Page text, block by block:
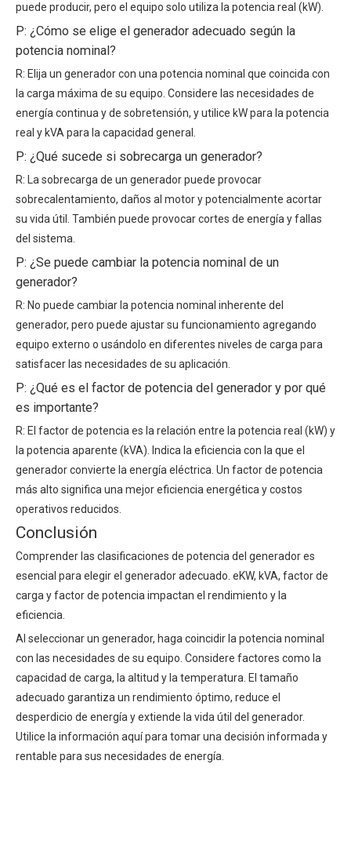
puede producir, pero el equipo solo utiliza la potencia real (kW).
P: ¿Cómo se elige el generador adecuado según la
potencia nominal?
R: Elija un generador con una potencia nominal que coincida con
la carga máxima de su equipo. Considere las necesidades de
energía continua y de sobretensión, y utilice kW para la potencia
real y kVA para la capacidad general.
P: ¿Qué sucede si sobrecarga un generador?
R: La sobrecarga de un generador puede provocar
sobrecalentamiento, daños al motor y potencialmente acortar
su vida útil. También puede provocar cortes de energía y fallas
del sistema.
P: ¿Se puede cambiar la potencia nominal de un
generador?
R: No puede cambiar la potencia nominal inherente del
generador, pero puede ajustar su funcionamiento agregando
equipo externo o usándolo en diferentes niveles de carga para
satisfacer las necesidades de su aplicación.
P: ¿Qué es el factor de potencia del generador y por qué
es importante?
R: El factor de potencia es la relación entre la potencia real (kW) y
la potencia aparente (kVA). Indica la eficiencia con la que el
generador convierte la energía eléctrica. Un factor de potencia
más alto significa una mejor eficiencia energética y costos
operativos reducidos.
Conclusión
Comprender las clasificaciones de potencia del generador es
esencial para elegir el generador adecuado. eKW, kVA, factor de
carga y factor de potencia impactan el rendimiento y la
eficiencia.
Al seleccionar un generador, haga coincidir la potencia nominal
con las necesidades de su equipo. Considere factores como la
capacidad de carga, la altitud y la temperatura. El tamaño
adecuado garantiza un rendimiento óptimo, reduce el
desperdicio de energía y extiende la vida útil del generador.
Utilice la información aquí para tomar una decisión informada y
rentable para sus necesidades de energía.